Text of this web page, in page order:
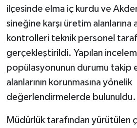
ilçesinde elma iç kurdu ve
sineğine karşı üretim alanlarına
kontrolleri teknik personel
gerçekleştirildi. Yapılan
popülasyonunun durumu takip
alanlarının korunmasına yönelik
değerlendirmelerde bulunuldu.
Müdürlük tarafından yürütülen